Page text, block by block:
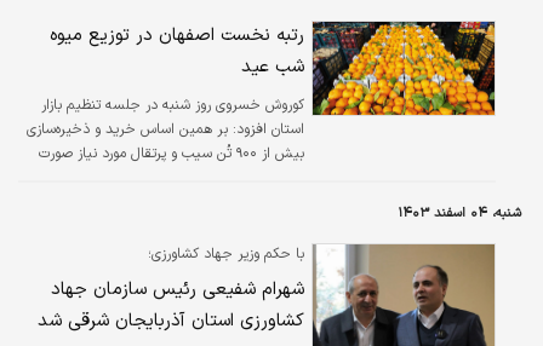
رتبه نخست اصفهان در توزیع میوه
شب عید
کوروش خسروی روز شنبه در جلسه تنظیم بازار
استان افزود: بر همین اساس خرید و ذخیره‌سازی
بیش از ۹۰۰ تُن سیب و پرتقال مورد نیاز صورت
شنبه، ۰۴ اسفند ۱۴۰۳
با حکم وزیر جهاد کشاورزی؛
شهرام شفیعی رئیس سازمان جهاد
کشاورزی استان آذربایجان شرقی شد